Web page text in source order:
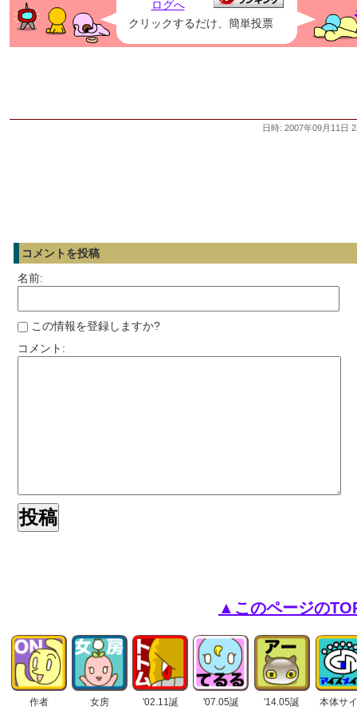
クリックするだけ、簡単投票
日時: 2007年09月11日
コメントを投稿
名前:
この情報を登録しますか?
コメント:
▲このページの
作者 女房 '02.11誕 '07.05誕 '14.05誕 本体サ